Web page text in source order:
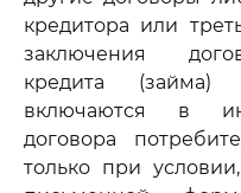
кредитора или
заключения
кредита
включаются в
договора
только при